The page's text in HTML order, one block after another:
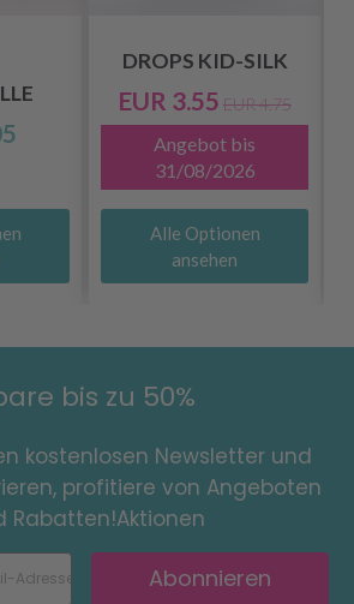
DROPS KID-SILK
EUR 3.55 EUR 4.75
Angebot bis
31/08/2026
Alle Optionen
ansehen
bis zu 50%
kostenlosen Newsletter und
profitiere von Angeboten
Rabatten!Aktionen
Abonnieren